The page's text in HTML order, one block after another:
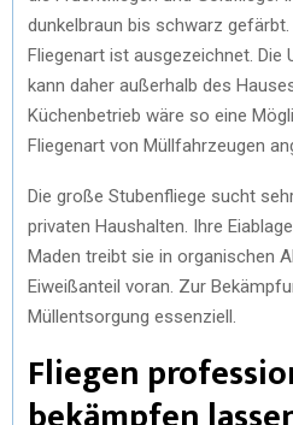
dunkelbraun bis schwarz
Fliegenart ist ausgezeichnet. Die
kann daher außerhalb des
Küchenbetrieb wäre so eine
Fliegenart von Müllfahrzeugen
Die große Stubenfliege sucht
privaten Haushalten. Ihre
Maden treibt sie in organischen
Eiweißanteil voran. Zur
Müllentsorgung essenziell.
Fliegen